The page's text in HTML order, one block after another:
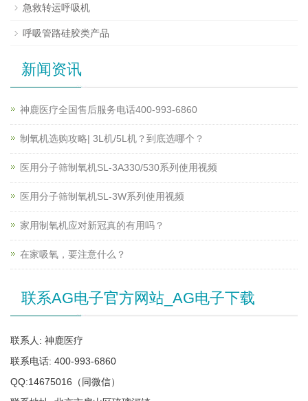
急救转运呼吸机
呼吸管路硅胶类产品
新闻资讯
神鹿医疗全国售后服务电话400-993-6860
制氧机选购攻略| 3L机/5L机？到底选哪个？
医用分子筛制氧机SL-3A330/530系列使用视频
医用分子筛制氧机SL-3W系列使用视频
家用制氧机应对新冠真的有用吗？
在家吸氧，要注意什么？
联系AG电子官方网站_AG电子下载
联系人: 神鹿医疗
联系电话: 400-993-6860
QQ:14675016（同微信）